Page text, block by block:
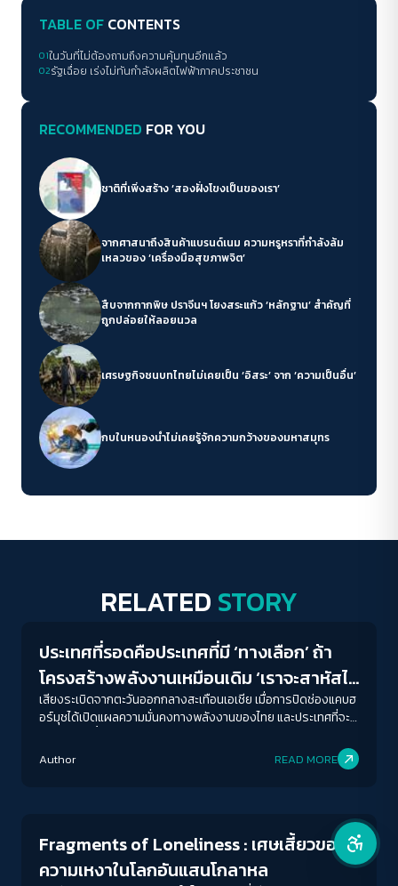
TABLE OF CONTENTS
01ในวันที่ไม่ต้องถามถึงความคุ้มทุนอีกแล้ว
02รัฐเฉื่อย เร่งไม่ทันกำลังผลิตไฟฟ้าภาคประชาชน
RECOMMENDED FOR YOU
ชาติที่เพิ่งสร้าง ‘สองฝั่งโขงเป็นของเรา’
จากศาสนาถึงสินค้าแบรนด์เนม ความหรูหราที่กำลังล้ม
เหลวของ ‘เครื่องมือสุขภาพจิต’
สืบจากกากพิษ ปราจีนฯ โยงสระแก้ว ‘หลักฐาน’ สำคัญที่
ถูกปล่อยให้ลอยนวล
เศรษฐกิจชนบทไทยไม่เคยเป็น ‘อิสระ’ จาก ‘ความเป็นอื่น’
กบในหนองน้ำไม่เคยรู้จักความกว้างของมหาสมุทร
RELATED STORY
ประเทศที่รอดคือประเทศที่มี ‘ทางเลือก’ ถ้า
โครงสร้างพลังงานเหมือนเดิม ‘เราจะสาหัสไป
จนถึงลูกหลาน’
เสียงระเบิดจากตะวันออกกลางสะเทือนเอเชีย เมื่อการปิดช่องแคบฮ
อร์มุชได้เปิดแผลความมั่นคงทางพลังงานของไทย และประเทศที่จะ
พลังงาน'
Author READ MORE
Fragments of Loneliness : เศษเสี้ยวของ
ความเหงาในโลกอันแสนโกลาหล
ACCESSIBILITY
ขนาดตัวอักษร
ระยะห่างข้อความ
ปรับสีสำหรับตาบอดสี
เน้นลิงก์
เน้นกรอบ Focus